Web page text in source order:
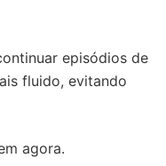
episódios de
fluido, evitando
agora.